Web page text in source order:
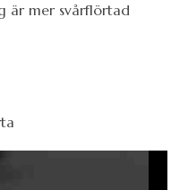
är mer svårflörtad